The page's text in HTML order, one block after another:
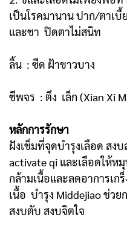
เป็นโรคมานาน ปาก/ตาเบี้
และชา ปิดตาไม่สนิท
ลิ้น : ซีด ฝ้าขาว
ชีพจร : ตึง เล็ก (Xian Xi
หลักการรักษา
ฝังเข็มที่จุดบำรุงเลือด สง
activate qi และเลือดให้ห
กล้ามเนื้อและลดอาการเก
เนื้อ บำรุง Middejiao ช่วย
สงบตับ สงบจิตใจ